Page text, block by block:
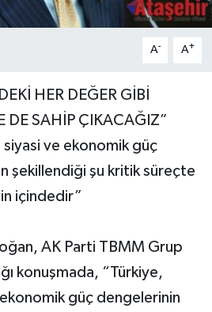
A- A+
HER DEĞER GİBİ
DE SAHİP ÇIKACAĞIZ”
ve ekonomik güç
şekillendiği şu kritik süreçte
içindedir”
AK Parti TBMM Grup
konuşmada, “Türkiye,
güç dengelerinin